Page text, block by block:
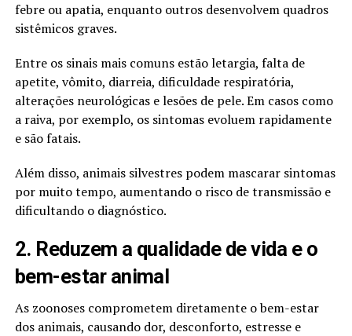
febre ou apatia, enquanto outros desenvolvem quadros
sistêmicos graves.
Entre os sinais mais comuns estão letargia, falta de
apetite, vômito, diarreia, dificuldade respiratória,
alterações neurológicas e lesões de pele. Em casos como
a raiva, por exemplo, os sintomas evoluem rapidamente
e são fatais.
Além disso, animais silvestres podem mascarar sintomas
por muito tempo, aumentando o risco de transmissão e
dificultando o diagnóstico.
2. Reduzem a qualidade de vida e o
bem-estar animal
As zoonoses comprometem diretamente o bem-estar
dos animais, causando dor, desconforto, estresse e